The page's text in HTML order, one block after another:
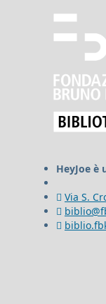
HeyJoe è
Via S.